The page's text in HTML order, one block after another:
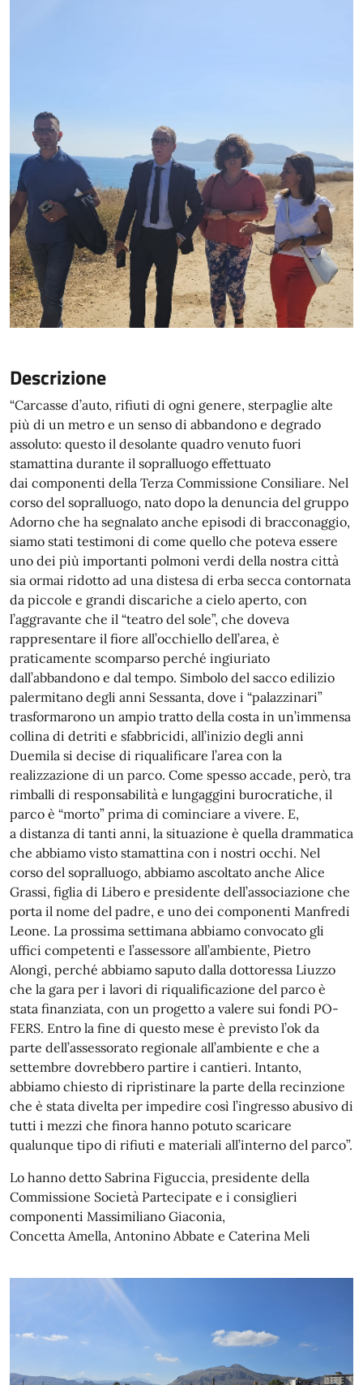
Descrizione
“Carcasse d’auto, rifiuti di ogni genere, sterpaglie alte
più di un metro e un senso di abbandono e degrado
assoluto: questo il desolante quadro venuto fuori
stamattina durante il sopralluogo effettuato
dai componenti della Terza Commissione Consiliare. Nel
corso del sopralluogo, nato dopo la denuncia del gruppo
Adorno che ha segnalato anche episodi di bracconaggio,
siamo stati testimoni di come quello che poteva essere
uno dei più importanti polmoni verdi della nostra città
sia ormai ridotto ad una distesa di erba secca contornata
da piccole e grandi discariche a cielo aperto, con
l’aggravante che il “teatro del sole”, che doveva
rappresentare il fiore all’occhiello dell’area, è
praticamente scomparso perché ingiuriato
dall’abbandono e dal tempo. Simbolo del sacco edilizio
palermitano degli anni Sessanta, dove i “palazzinari”
trasformarono un ampio tratto della costa in un’immensa
collina di detriti e sfabbricidi, all’inizio degli anni
Duemila si decise di riqualificare l’area con la
realizzazione di un parco. Come spesso accade, però, tra
rimballi di responsabilità e lungaggini burocratiche, il
parco è “morto” prima di cominciare a vivere. E,
a distanza di tanti anni, la situazione è quella drammatica
che abbiamo visto stamattina con i nostri occhi. Nel
corso del sopralluogo, abbiamo ascoltato anche Alice
Grassi, figlia di Libero e presidente dell’associazione che
porta il nome del padre, e uno dei componenti Manfredi
Leone. La prossima settimana abbiamo convocato gli
uffici competenti e l’assessore all’ambiente, Pietro
Alongi, perché abbiamo saputo dalla dottoressa Liuzzo
che la gara per i lavori di riqualificazione del parco è
stata finanziata, con un progetto a valere sui fondi PO-
FERS. Entro la fine di questo mese è previsto l’ok da
parte dell’assessorato regionale all’ambiente e che a
settembre dovrebbero partire i cantieri. Intanto,
abbiamo chiesto di ripristinare la parte della recinzione
che è stata divelta per impedire così l’ingresso abusivo di
tutti i mezzi che finora hanno potuto scaricare
qualunque tipo di rifiuti e materiali all’interno del parco”.
Lo hanno detto Sabrina Figuccia, presidente della
Commissione Società Partecipate e i consiglieri
componenti Massimiliano Giaconia,
Concetta Amella, Antonino Abbate e Caterina Meli